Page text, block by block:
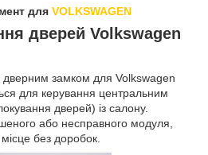
для VOLKSWAGEN
дверей Volkswagen
дверним замком для Volkswagen
для керування центральним
дверей) із салону.
або несправного модуля,
без доробок.